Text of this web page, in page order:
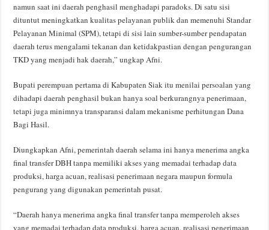
namun saat ini daerah penghasil menghadapi paradoks. Di satu sisi
dituntut meningkatkan kualitas pelayanan publik dan memenuhi Standar
Pelayanan Minimal (SPM), tetapi di sisi lain sumber-sumber pendapatan
daerah terus mengalami tekanan dan ketidakpastian dengan pengurangan
TKD yang menjadi hak daerah,” ungkap Afni.
Bupati perempuan pertama di Kabupaten Siak itu menilai persoalan yang
dihadapi daerah penghasil bukan hanya soal berkurangnya penerimaan,
tetapi juga minimnya transparansi dalam mekanisme perhitungan Dana
Bagi Hasil.
Diungkapkan Afni, pemerintah daerah selama ini hanya menerima angka
final transfer DBH tanpa memiliki akses yang memadai terhadap data
produksi, harga acuan, realisasi penerimaan negara maupun formula
pengurang yang digunakan pemerintah pusat.
“Daerah hanya menerima angka final transfer tanpa memperoleh akses